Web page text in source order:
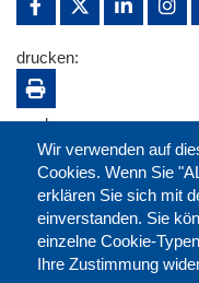
Wir verwenden auf
Cookies. Wenn Sie
erklären Sie sich mit
einverstanden. Sie
einzelne Cookie-
Ihre Zustimmung
drucken:
merken: